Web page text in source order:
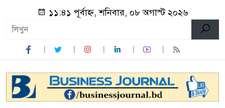
১১:৪১ পূর্বাহ্ন, শনিবার, ০৮ অগাস্ট ২০২৬